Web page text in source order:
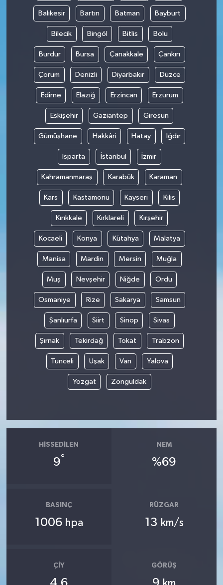
Balıkesir Bartın Batman Bayburt
Bilecik Bingöl Bitlis Bolu
Burdur Bursa Çanakkale Çankırı
Çorum Denizli Diyarbakır Düzce
Edirne Elazığ Erzincan Erzurum
Eskişehir Gaziantep Giresun
Gümüşhane Hakkâri Hatay Iğdır
Isparta İstanbul İzmir
Kahramanmaraş Karabük Karaman
Kars Kastamonu Kayseri Kilis
Kırıkkale Kırklareli Kırşehir
Kocaeli Konya Kütahya Malatya
Manisa Mardin Mersin Muğla
Muş Nevşehir Niğde Ordu
Osmaniye Rize Sakarya Samsun
Şanlıurfa Siirt Sinop Sivas
Şırnak Tekirdağ Tokat Trabzon
Tunceli Uşak Van Yalova
Yozgat Zonguldak
HISSEDILEN
9°
NEM
%69
BASINÇ
1006 hpa
RÜZGAR
13 km/s
ÇIY GÖRÜŞ